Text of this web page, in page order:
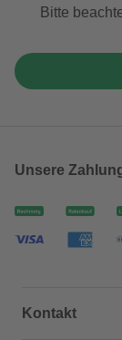
Bitte
Unsere
Kontakt